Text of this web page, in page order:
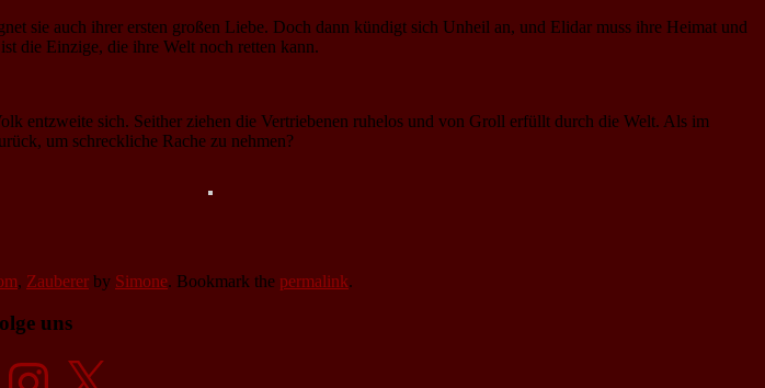
sie auch ihrer ersten großen Liebe. Doch dann kündigt sich Unheil an, und Elidar muss ihre Heimat und
die Einzige, die ihre Welt noch retten kann.
entzweite sich. Seither ziehen die Vertriebenen ruhelos und von Groll erfüllt durch die Welt. Als im
um schreckliche Rache zu nehmen?
, Zauberer by Simone. Bookmark the permalink.
uns
InstagramX